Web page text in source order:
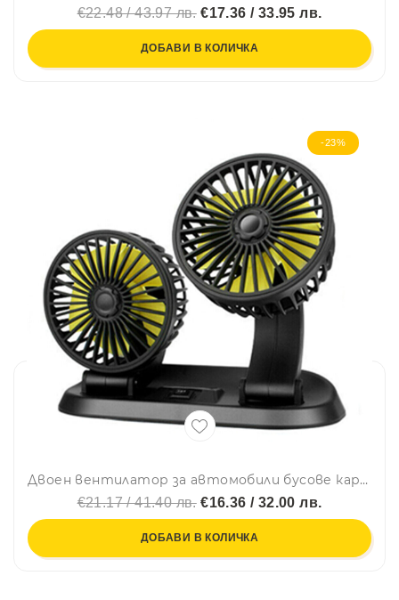
€22.48 / 43.97 лв.€17.36 / 33.95 лв.
ДОБАВИ В КОЛИЧКА
-23%
Двоен вентилатор за автомобили бусове каравани 12V
€21.17 / 41.40 лв.€16.36 / 32.00 лв.
ДОБАВИ В КОЛИЧКА